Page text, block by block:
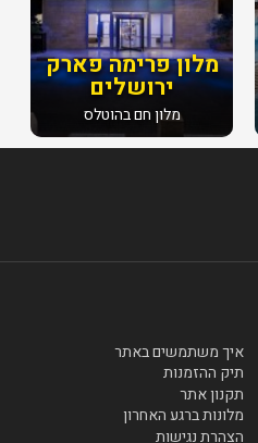
מלון פרימה פארק
ירושלים
מלון חם בהוטלס
איך משתמשים באתר
תיק ההזמנות
תקנון אתר
מלונות ברגע האחרון
הצהרת נגישות